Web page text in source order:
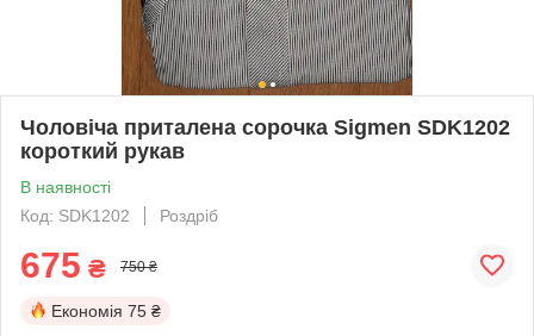
Чоловіча приталена сорочка Sigmen SDK1202
короткий рукав
В наявності
Код: SDK1202
Роздріб
675 ₴ 750 ₴
Економія 75 ₴